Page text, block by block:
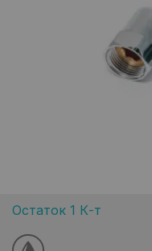
Остаток 1 К-т